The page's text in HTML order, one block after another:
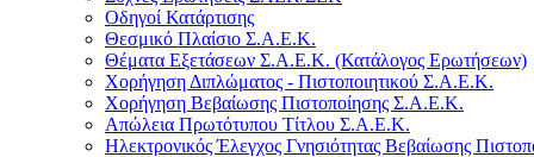
Οδηγοί Κατάρτισης
Θεσμικό Πλαίσιο Σ.Α.Ε.Κ.
Θέματα Εξετάσεων Σ.Α.Ε.Κ. (Κατάλογος Ερωτήσεων)
Χορήγηση Διπλώματος - Πιστοποιητικού Σ.Α.Ε.Κ.
Χορήγηση Βεβαίωσης Πιστοποίησης Σ.Α.Ε.Κ.
Απώλεια Πρωτότυπου Τίτλου Σ.Α.Ε.Κ.
Ηλεκτρονικός Έλεγχος Γνησιότητας Βεβαίωσης